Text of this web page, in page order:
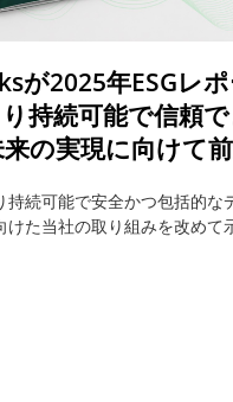
が2025年ESGレポ
持続可能で信頼
の実現に向けて
持続可能で安全かつ包括的な
けた当社の取り組みを改めて